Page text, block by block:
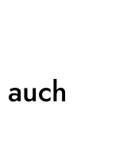
auch